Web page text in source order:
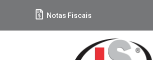
Notas Fiscais